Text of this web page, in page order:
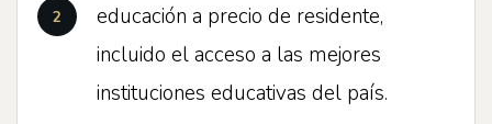
educación a precio de residente,
incluido el acceso a las mejores
instituciones educativas del país.